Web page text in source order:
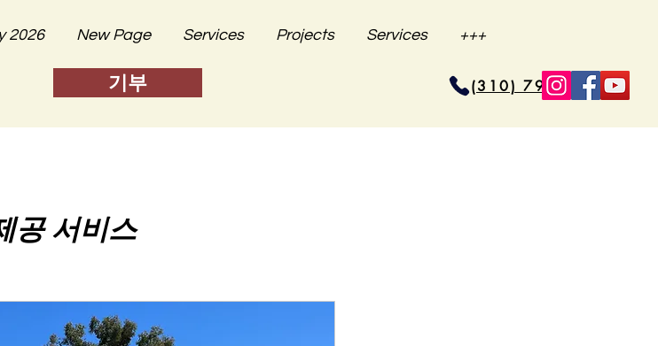
2026 New Page Services Projects Services +++
기부 (310) 796-6625
공 서비스